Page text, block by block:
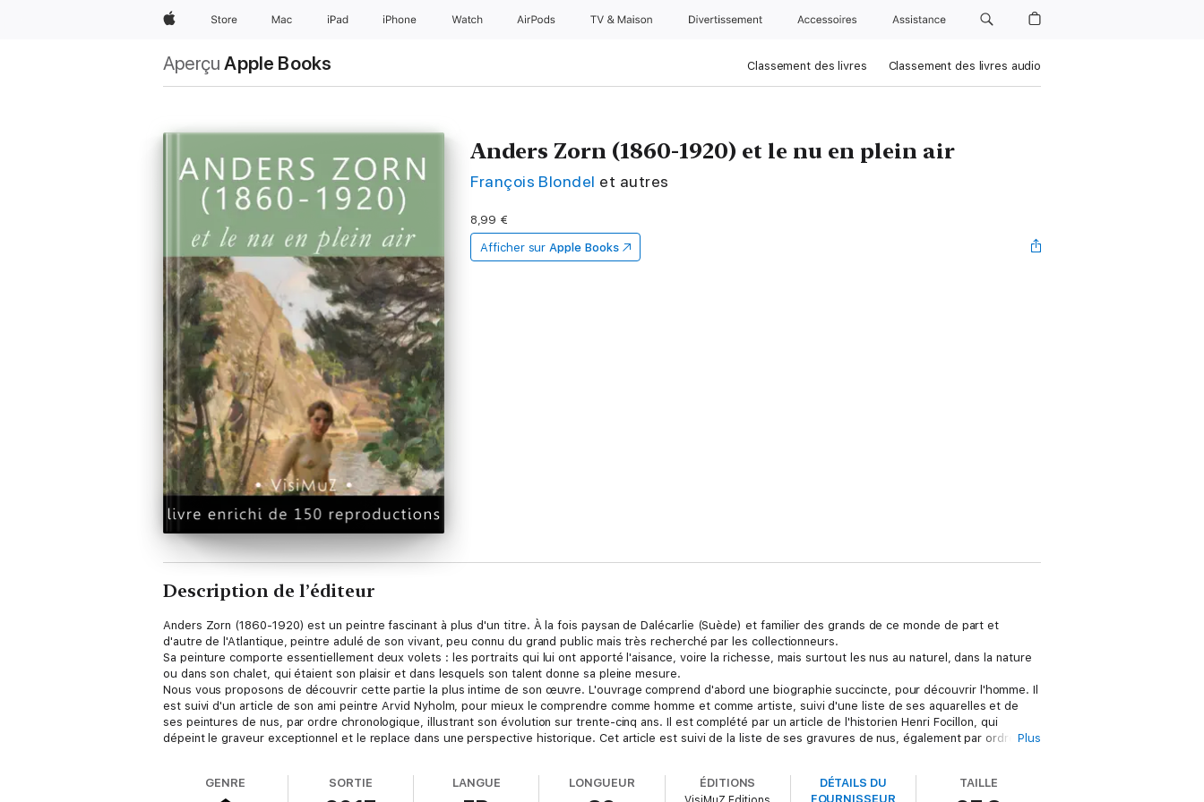
AppleStore Mac iPad iPhone Watch AirPods TV & Maison Divertissements Accessoires Assistance
Aperçu Apple Books Classement des livres Classement des livres audio
Anders Zorn (1860-1920) et le nu en plein air
François Blondel et autres
8,99 €
Afficher sur Apple Books
Description de l’éditeur
Anders Zorn (1860-1920) est un peintre fascinant à plus d'un titre. À la fois paysan de Dalécarlie (Suède) et familier des grands de ce monde de part et
d'autre de l'Atlantique, peintre adulé de son vivant, peu connu du grand public mais très recherché par les collectionneurs.
Sa peinture comporte essentiellement deux volets : les portraits qui lui ont apporté l'aisance, voire la richesse, mais surtout les nus au naturel, dans la nature
ou dans son chalet, qui étaient son plaisir et dans lesquels son talent donne sa pleine mesure.
Nous vous proposons de découvrir cette partie la plus intime de son œuvre. L'ouvrage comprend d'abord une biographie succincte, pour découvrir l'homme. Il
est suivi d'un article de son ami peintre Arvid Nyholm, pour mieux le comprendre comme homme et comme artiste, suivi d'une liste de ses aquarelles et de
ses peintures de nus, par ordre chronologique, illustrant son évolution sur trente-cinq ans. Il est complété par un article de l'historien Henri Focillon, qui
dépeint le graveur exceptionnel et le replace dans une perspective historique. Cet article est suivi de la liste de ses gravures de nus, également par ordre
Cette édition numérique nous a permis d’enrichir la monographie de plus de150 photos
(130 dans la 1re édition en 2017, puis 150 en juillet 2020) de tableaux
Plus
GENRE SORTIE LANGUE LONGUEUR ÉDITIONS
DÉTAILS DU
FOURNISSEUR
TAILLE